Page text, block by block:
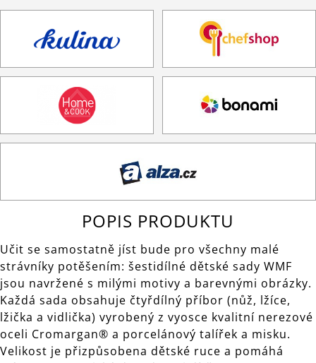
POPIS PRODUKTU
Učit se samostatně jíst bude pro všechny malé
strávníky potěšením: šestidílné dětské sady WMF
jsou navržené s milými motivy a barevnými obrázky.
Každá sada obsahuje čtyřdílný příbor (nůž, lžíce,
lžička a vidlička) vyrobený z vyosce kvalitní nerezové
oceli Cromargan® a porcelánový talířek a misku.
Velikost je přizpůsobena dětské ruce a pomáhá